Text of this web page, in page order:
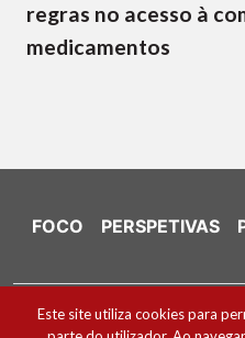
regras no acesso à
medicamentos
FOCO PERSPETIVAS
Ficha Técnica e Estatuto
Este site utiliza cookies para